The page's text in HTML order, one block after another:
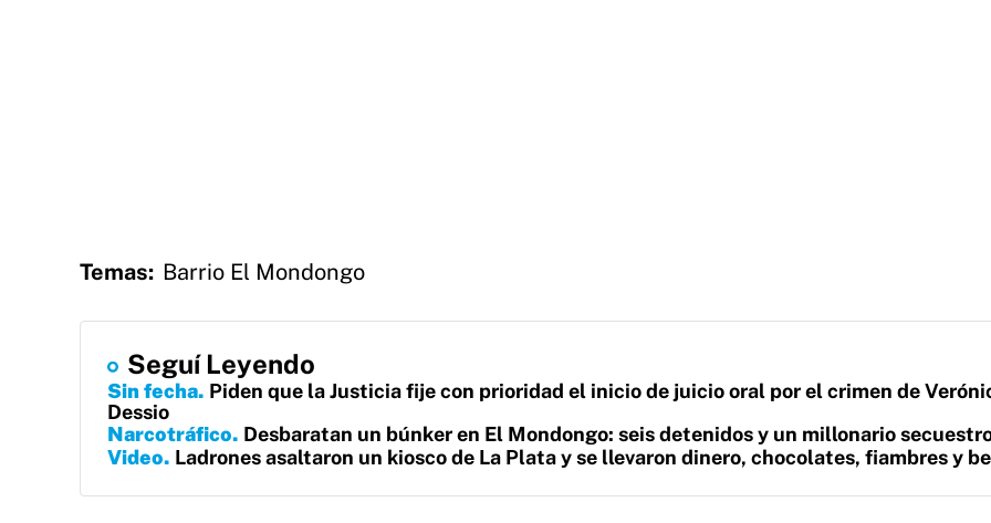
Temas: Barrio El Mondongo
Seguí Leyendo
Sin fecha Piden que la Justicia fije con prioridad el inicio de juicio oral por el crimen de
Dessio
Narcotráfico Desbaratan un búnker en El Mondongo: seis detenidos y un millonario
Video Ladrones asaltaron un kiosco de La Plata y se llevaron dinero, chocolates, fiambres y